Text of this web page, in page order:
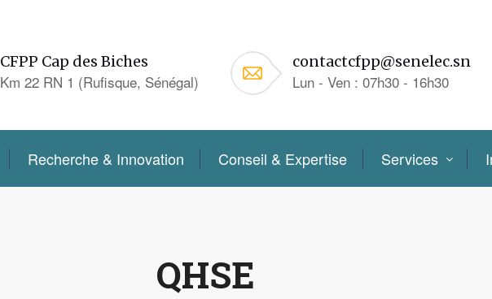
CFPP Cap des Biches
Km 22 RN 1 (Rufisque, Sénégal)
contactcfpp@senelec.sn
Lun - Ven : 07h30 - 16h30
Recherche & Innovation Conseil & Expertise Services
QHSE